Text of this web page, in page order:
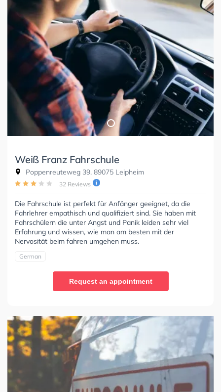
Weiß Franz Fahrschule
Poppenreuteweg 39, 89075 Leipheim
32 Reviews
Die Fahrschule ist perfekt für Anfänger geeignet, da die
Fahrlehrer empathisch und qualifiziert sind. Sie haben mit
Fahrschülern die unter Angst und Panik leiden sehr viel
Erfahrung und wissen, wie man am besten mit der
Nervosität beim fahren umgehen muss.
German
Request an appointment